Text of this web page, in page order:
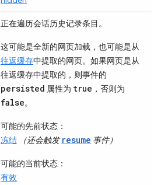
正在遍历会话历史记录条目。
这可能是全新的网页加载，也可能是从
往返缓存中提取的网页。如果网页是从
往返缓存中提取的，则事件的
persisted 属性为 true ，否则为
false。
可能的先前状态 ：
冻结
（还会触发resume 事件）
可能的当前状态 ：
有效